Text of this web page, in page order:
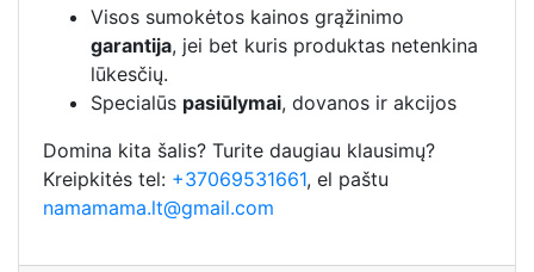
Visos sumokėtos kainos grąžinimo
garantija, jei bet kuris produktas netenkina
lūkesčių.
Specialūs pasiūlymai, dovanos ir akcijos
Domina kita šalis? Turite daugiau klausimų?
Kreipkitės tel: +37069531661, el paštu
namamama.lt@gmail.com